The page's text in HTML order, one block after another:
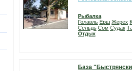
Рыбалка
Голавль Ерш Жерех
Сельдь Сом Судак
Отдых
База